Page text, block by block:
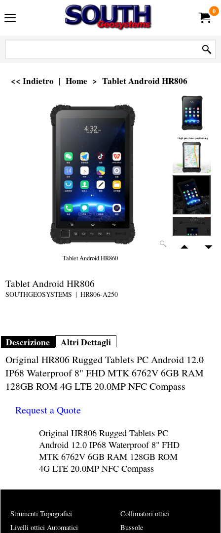
0
<< Indietro | Home > Tablet Android HR806
Tablet Android HR860
Tablet Android HR806
SOUTHGEOSYSTEMS HR806-A250
Descrizione Altri Dettagli
Original HR806 Rugged Tablets PC Android 12.0
IP68 Waterproof 8" FHD MTK 6762V 6GB RAM
128GB ROM 4G LTE 20.0MP NFC Compass
Request a Quote
Original HR806 Rugged Tablets PC
Android 12.0 IP68 Waterproof 8" FHD
MTK 6762V 6GB RAM 128GB ROM
4G LTE 20.0MP NFC Compass
Strumenti Topografici
Livelli ottici Automatici
Collimatori ottici
Bussole